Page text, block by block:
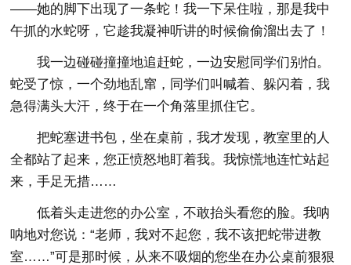
——她的脚下出现了一条蛇！我一下呆住啦，那是我中
午抓的水蛇呀，它趁我凝神听讲的时候偷偷溜出去了！
我一边碰碰撞撞地追赶蛇，一边安慰同学们别怕。
蛇受了惊，一个劲地乱窜，同学们叫喊着、躲闪着，我
急得满头大汗，终于在一个角落里抓住它。
把蛇塞进书包，坐在桌前，我才发现，教室里的人
全都站了起来，您正愤怒地盯着我。我惊慌地连忙站起
来，手足无措……
低着头走进您的办公室，不敢抬头看您的脸。我呐
呐地对您说：“老师，我对不起您，我不该把蛇带进教
室……”可是那时候，从来不吸烟的您坐在办公桌前狠狠